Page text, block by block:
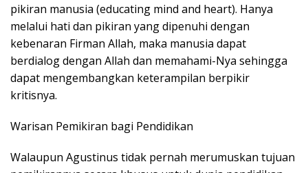
pikiran manusia (educating mind and heart). Hanya
melalui hati dan pikiran yang dipenuhi dengan
kebenaran Firman Allah, maka manusia dapat
berdialog dengan Allah dan memahami-Nya sehingga
dapat mengembangkan keterampilan berpikir
kritisnya.
Warisan Pemikiran bagi Pendidikan
Walaupun Agustinus tidak pernah merumuskan tujuan